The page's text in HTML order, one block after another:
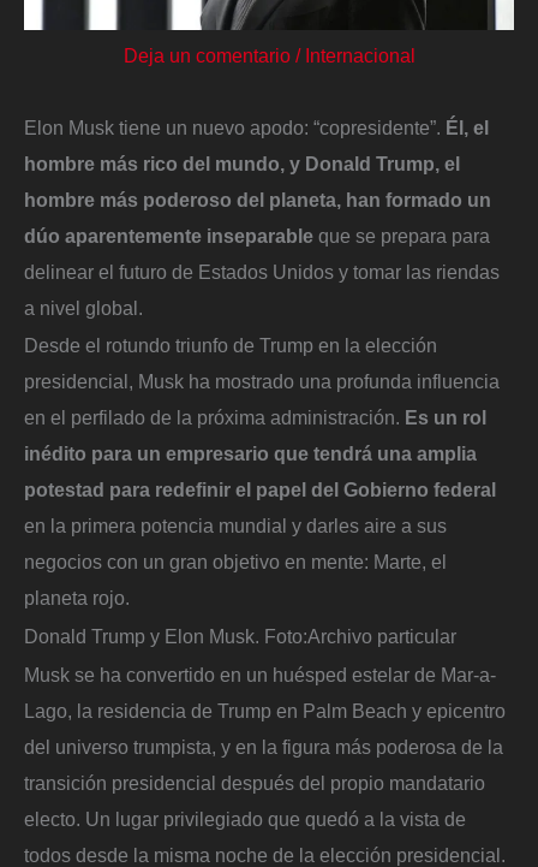
Deja un comentario / Internacional
Elon Musk tiene un nuevo apodo: “copresidente”. Él, el
hombre más rico del mundo, y Donald Trump, el
hombre más poderoso del planeta, han formado un
dúo aparentemente inseparable que se prepara para
delinear el futuro de Estados Unidos y tomar las riendas
a nivel global.
Desde el rotundo triunfo de Trump en la elección
presidencial, Musk ha mostrado una profunda influencia
en el perfilado de la próxima administración. Es un rol
inédito para un empresario que tendrá una amplia
potestad para redefinir el papel del Gobierno federal
en la primera potencia mundial y darles aire a sus
negocios con un gran objetivo en mente: Marte, el
planeta rojo.
Donald Trump y Elon Musk. Foto:Archivo particular
Musk se ha convertido en un huésped estelar de Mar-a-
Lago, la residencia de Trump en Palm Beach y epicentro
del universo trumpista, y en la figura más poderosa de la
transición presidencial después del propio mandatario
electo. Un lugar privilegiado que quedó a la vista de
todos desde la misma noche de la elección presidencial.